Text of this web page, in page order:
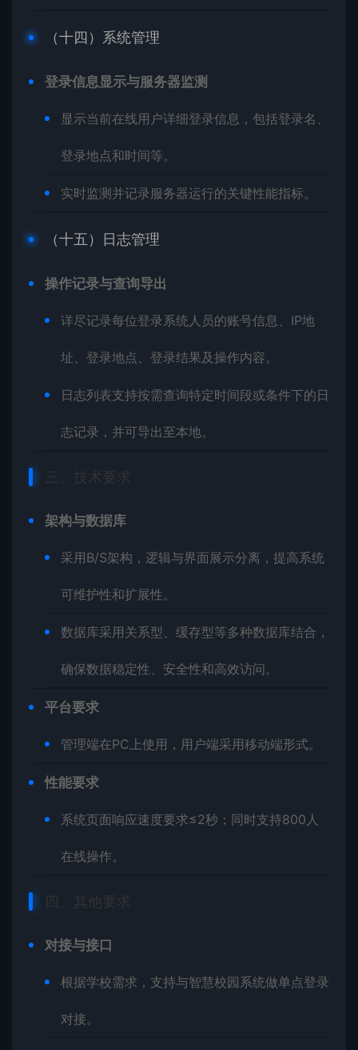
（十四）系统管理
登录信息显示与服务器监测
显示当前在线用户详细登录信息，包括登录名、
登录地点和时间等。
实时监测并记录服务器运行的关键性能指标。
（十五）日志管理
操作记录与查询导出
详尽记录每位登录系统人员的账号信息、IP地
址、登录地点、登录结果及操作内容。
日志列表支持按需查询特定时间段或条件下的日
志记录，并可导出至本地。
三、技术要求
架构与数据库
采用B/S架构，逻辑与界面展示分离，提高系统
可维护性和扩展性。
数据库采用关系型、缓存型等多种数据库结合，
确保数据稳定性、安全性和高效访问。
平台要求
管理端在PC上使用，用户端采用移动端形式。
性能要求
系统页面响应速度要求≤2秒；同时支持800人
在线操作。
四、其他要求
对接与接口
根据学校需求，支持与智慧校园系统做单点登录
对接。